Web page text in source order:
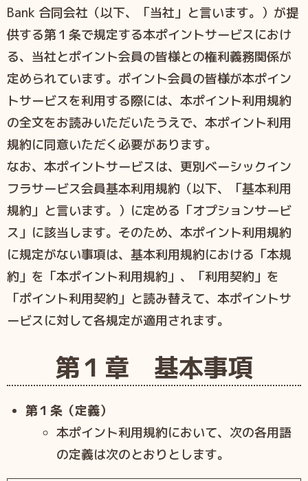
Bank 合同会社（以下、「当社」と⾔います。）が提
供する第１条で規定する本ポイントサービスにおけ
る、当社とポイント会員の皆様との権利義務関係が
定められています。ポイント会員の皆様が本ポイン
トサービスを利⽤する際には、本ポイント利⽤規約
の全⽂をお読みいただいたうえで、本ポイント利⽤
規約に同意いただく必要があります。
なお、本ポイントサービスは、更別ベーシックイン
フラサービス会員基本利⽤規約（以下、「基本利⽤
規約」と⾔います。）に定める「オプションサービ
ス」に該当します。そのため、本ポイント利⽤規約
に規定がない事項は、基本利⽤規約における「本規
約」を「本ポイント利⽤規約」、「利⽤契約」を
「ポイント利⽤契約」と読み替えて、本ポイントサ
ービスに対して各規定が適⽤されます。
第１章 基本事項
第１条（定義）
本ポイント利⽤規約において、次の各⽤語
の定義は次のとおりとします。